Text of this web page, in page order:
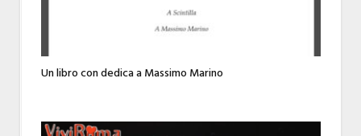
Un libro con dedica a Massimo Marino